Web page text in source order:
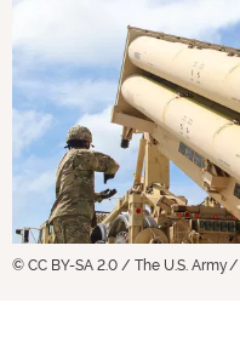
© CC BY-SA 2.0 / The U.S. Army